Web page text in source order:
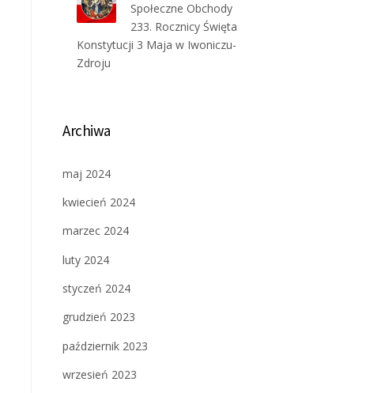
Społeczne Obchody
233. Rocznicy Święta
Konstytucji 3 Maja w Iwoniczu-
Zdroju
Archiwa
maj 2024
kwiecień 2024
marzec 2024
luty 2024
styczeń 2024
grudzień 2023
październik 2023
wrzesień 2023